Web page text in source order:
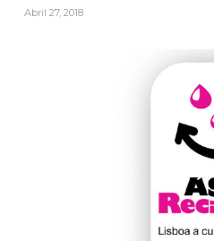
Abril 27, 2018